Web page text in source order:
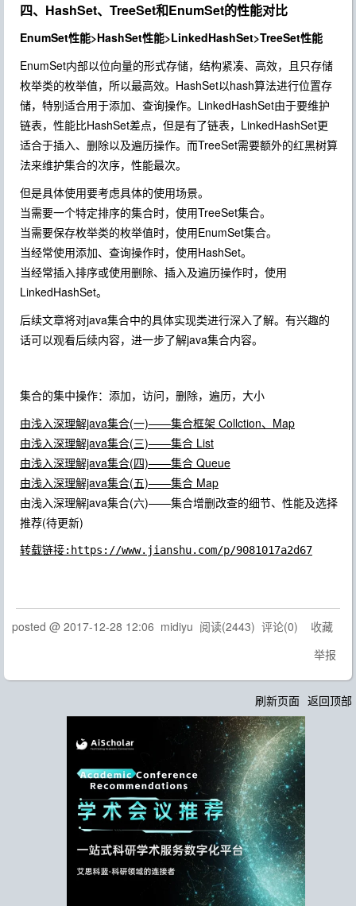
四、HashSet、TreeSet和EnumSet的性能对比
EnumSet性能>HashSet性能>LinkedHashSet>TreeSet性能
EnumSet内部以位向量的形式存储，结构紧凑、高效，且只存储
枚举类的枚举值，所以最高效。HashSet以hash算法进行位置存
储，特别适合用于添加、查询操作。LinkedHashSet由于要维护
链表，性能比HashSet差点，但是有了链表，LinkedHashSet更
适合于插入、删除以及遍历操作。而TreeSet需要额外的红黑树算
法来维护集合的次序，性能最次。
但是具体使用要考虑具体的使用场景。
当需要一个特定排序的集合时，使用TreeSet集合。
当需要保存枚举类的枚举值时，使用EnumSet集合。
当经常使用添加、查询操作时，使用HashSet。
当经常插入排序或使用删除、插入及遍历操作时，使用
LinkedHashSet。
后续文章将对java集合中的具体实现类进行深入了解。有兴趣的
话可以观看后续内容，进一步了解java集合内容。
集合的集中操作：添加，访问，删除，遍历，大小
由浅入深理解java集合(一)——集合框架 Collction、Map
由浅入深理解java集合(三)——集合 List
由浅入深理解java集合(四)——集合 Queue
由浅入深理解java集合(五)——集合 Map
由浅入深理解java集合(六)——集合增删改查的细节、性能及选择
推荐(待更新)
转载链接:https://www.jianshu.com/p/9081017a2d67
posted @ 2017-12-28 12:06 midiyu 阅读(2443) 评论(0) 收藏
举报
刷新页面 返回顶部